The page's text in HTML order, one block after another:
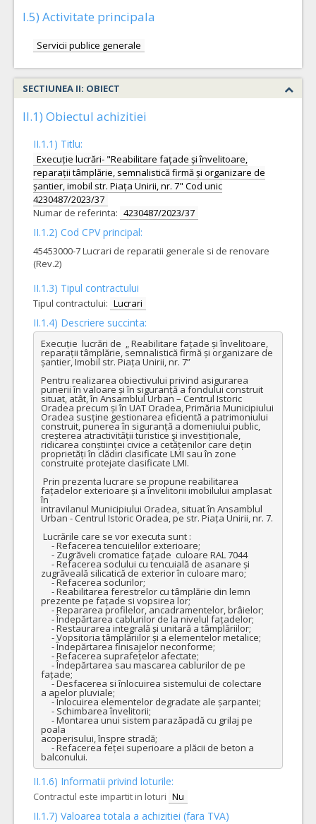
I.5) Activitate principala
Servicii publice generale
SECTIUNEA II: OBIECT
II.1) Obiectul achizitiei
II.1.1) Titlu:
Execuție lucrări- "Reabilitare fațade și învelitoare,
reparații tâmplărie, semnalistică firmă și organizare de
șantier, imobil str. Piața Unirii, nr. 7" Cod unic
4230487/2023/37
Numar de referinta: 4230487/2023/37
II.1.2) Cod CPV principal:
45453000-7 Lucrari de reparatii generale si de renovare
(Rev.2)
II.1.3) Tipul contractului
Tipul contractului: Lucrari
II.1.4) Descriere succinta:
Execuție  lucrări de  „ Reabilitare fațade și învelitoare,
reparații tâmplărie, semnalistică firmă și organizare de
șantier, Imobil str. Piața Unirii, nr. 7”
Pentru realizarea obiectivului privind asigurarea
punerii în valoare și în siguranță a fondului construit
situat, atât, în Ansamblul Urban – Centrul Istoric
Oradea precum și în UAT Oradea, Primăria Municipiului
Oradea susține gestionarea eficientă a patrimoniului
construit, punerea în siguranță a domeniului public,
creșterea atractivității turistice şi investiționale,
ridicarea conștiinței civice a cetățenilor care dețin
proprietăți în clădiri clasificate LMI sau în zone
construite protejate clasificate LMI.
fațadelor exterioare și a învelitorii imobilului amplasat
în
intravilanul Municipiului Oradea, situat în Ansamblul
Urban - Centrul Istoric Oradea, pe str. Piața Unirii, nr. 7.
zugrăveală silicatică de exterior în culoare maro;
prezente pe fațade si vopsirea lor;
     - Repararea profilelor, ancadramentelor, brâielor;
fațade;
a apelor pluviale;
poala
acoperisului, înspre stradă;
balconului.
II.1.6) Informatii privind loturile:
Contractul este impartit in loturi Nu
II.1.7) Valoarea totala a achizitiei (fara TVA)